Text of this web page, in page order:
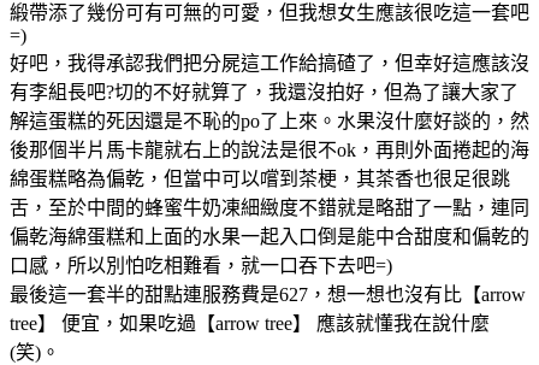
緞帶添了幾份可有可無的可愛，但我想女生應該很吃這一套吧
=)
好吧，我得承認我們把分屍這工作給搞碴了，但幸好這應該沒
有李組長吧?切的不好就算了，我還沒拍好，但為了讓大家了
解這蛋糕的死因還是不恥的po了上來。水果沒什麼好談的，然
後那個半片馬卡龍就右上的說法是很不ok，再則外面捲起的海
綿蛋糕略為偏乾，但當中可以嚐到茶梗，其茶香也很足很跳
舌，至於中間的蜂蜜牛奶凍細緻度不錯就是略甜了一點，連同
偏乾海綿蛋糕和上面的水果一起入口倒是能中合甜度和偏乾的
口感，所以別怕吃相難看，就一口吞下去吧=)
最後這一套半的甜點連服務費是627，想一想也沒有比【arrow
tree】 便宜，如果吃過【arrow tree】 應該就懂我在說什麼
(笑)。